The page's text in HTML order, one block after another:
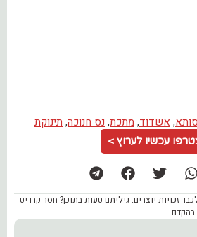
, אשדוד, מתכת, נס חנוכה, תינוקת
עכשיו לערוץ >
זכויות יוצרים. גיליתם טעות בתוכן? חסר קרדיט
בהקדם.